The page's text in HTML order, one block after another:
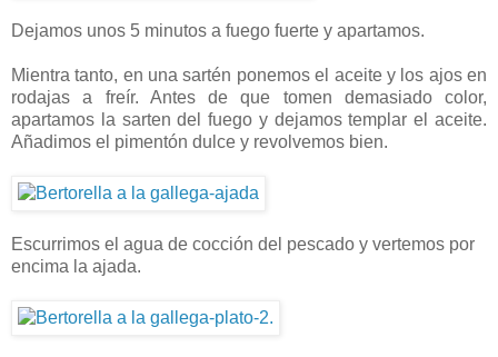
Dejamos unos 5 minutos a fuego fuerte y apartamos.
Mientra tanto, en una sartén ponemos el aceite y los ajos en
rodajas a freír. Antes de que tomen demasiado color,
apartamos la sarten del fuego y dejamos templar el aceite.
Añadimos el pimentón dulce y revolvemos bien.
Escurrimos el agua de cocción del pescado y vertemos por
encima la ajada.